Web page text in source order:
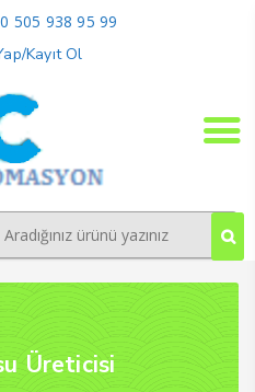
505 938 95 99
Kayıt Ol
Üreticisi